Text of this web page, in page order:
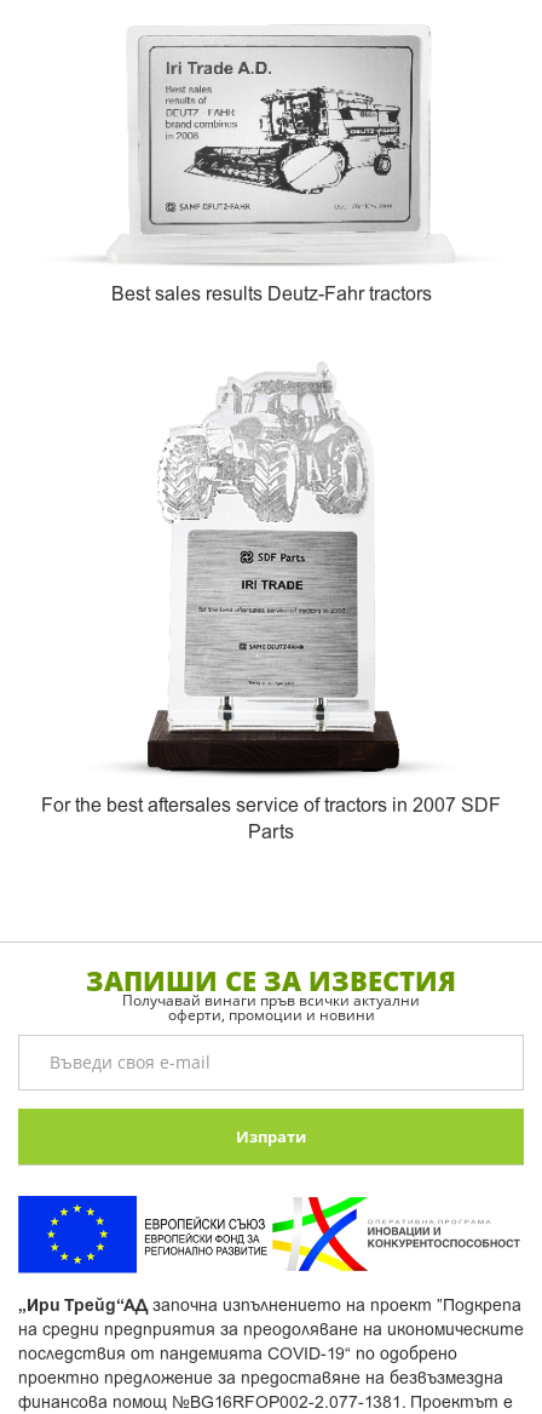
Best sales results Deutz-Fahr tractors
For the best aftersales service of tractors in 2007 SDF
Parts
ЗАПИШИ СЕ ЗА ИЗВЕСТИЯ
Получавай винаги пръв всички актуални
оферти, промоции и новини
Изпрати
„Ири Трейд“АДзапочна изпълнението на проект ”Подкрепа
на средни предприятия за преодоляване на икономическите
последствия от пандемията COVID-19“ по одобрено
проектно предложение за предоставяне на безвъзмездна
финансова помощ №BG16RFOP002-2.077-1381. Проектът е